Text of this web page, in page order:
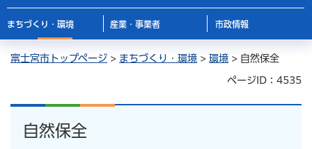
まちづくり・環境 産業・事業者 市政情報
富士宮市トップページ > まちづくり・環境 > 環境 > 自然保全
ページID：4535
自然保全